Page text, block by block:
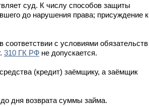
суд. К числу способов защиты
до нарушения права; присуждение к
с условиями обязательств
310 ГК РФ не допускается.
(кредит) заёмщику, а заёмщик
дня возврата суммы займа.